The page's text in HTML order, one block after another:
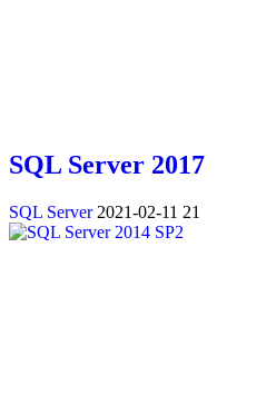
SQL Server 2017
SQL Server 2021-02-11 21